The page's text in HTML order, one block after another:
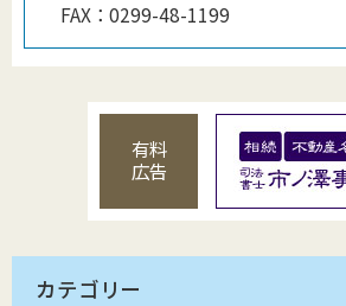
FAX： 0299-48-1199
有料
広告
カテゴリー